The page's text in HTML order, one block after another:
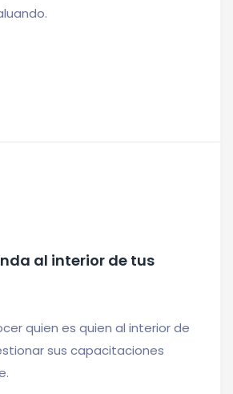
al interior de tus
quien es quien al interior de
sus capacitaciones